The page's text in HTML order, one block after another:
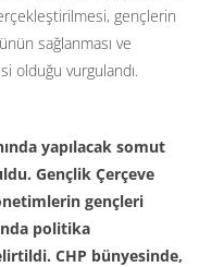
gençlerin
sağlanması ve
olduğu vurgulandı.
yapılacak somut
Gençlik Çerçeve
gençleri
politika
CHP bünyesinde,